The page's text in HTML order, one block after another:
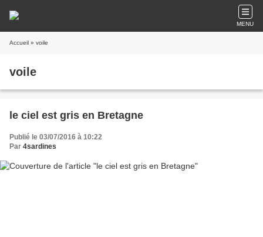
MENU
Accueil » voile
voile
le ciel est gris en Bretagne
Publié le 03/07/2016 à 10:22
Par 4sardines